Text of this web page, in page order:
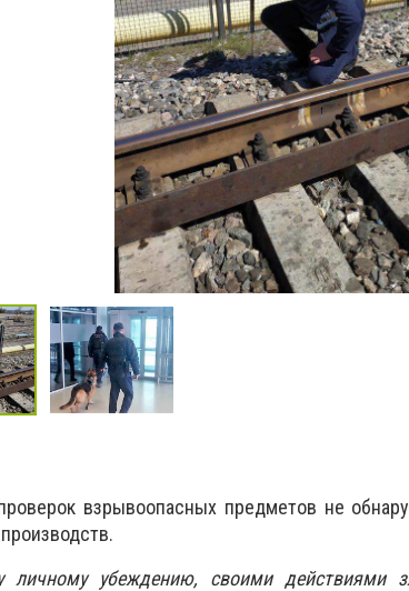
взрывоопасных предметов не
убеждению, своими действиями